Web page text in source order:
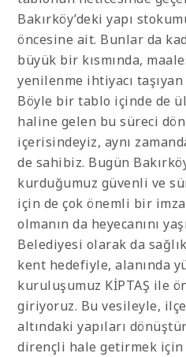
Bakırköy’deki yapı
öncesine ait. Bunlar da
büyük bir kısmında,
yenilenme ihtiyacı
Böyle bir tablo içinde de
haline gelen bu süreci
içerisindeyiz, aynı
de sahibiz. Bugün
kurduğumuz güvenli ve
için de çok önemli bir
olmanın da heyecanını
Belediyesi olarak da
kent hedefiyle, alanında
kuruluşumuz KİPTAŞ ile
giriyoruz. Bu vesileyle,
altındaki yapıları
dirençli hale getirmek için